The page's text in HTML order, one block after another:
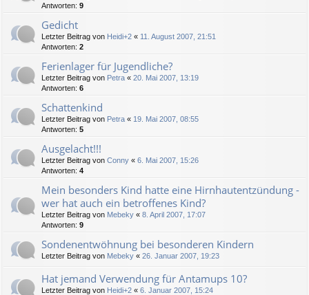
Antworten: 9
Gedicht
Letzter Beitrag von Heidi+2 « 11. August 2007, 21:51
Antworten: 2
Ferienlager für Jugendliche?
Letzter Beitrag von Petra « 20. Mai 2007, 13:19
Antworten: 6
Schattenkind
Letzter Beitrag von Petra « 19. Mai 2007, 08:55
Antworten: 5
Ausgelacht!!!
Letzter Beitrag von Conny « 6. Mai 2007, 15:26
Antworten: 4
Mein besonders Kind hatte eine Hirnhautentzündung -
wer hat auch ein betroffenes Kind?
Letzter Beitrag von Mebeky « 8. April 2007, 17:07
Antworten: 9
Sondenentwöhnung bei besonderen Kindern
Letzter Beitrag von Mebeky « 26. Januar 2007, 19:23
Hat jemand Verwendung für Antamups 10?
Letzter Beitrag von Heidi+2 « 6. Januar 2007, 15:24